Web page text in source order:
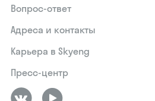
Вопрос-ответ
Адреса и контакты
Карьера в Skyeng
Пресс-центр